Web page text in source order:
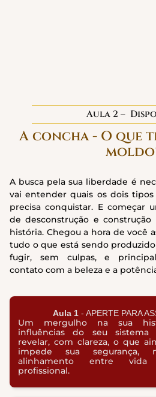
Aula 2 –
A concha - O que
A busca pela sua liberdade é
vai entender quais os dois
precisa conquistar. E começar
de desconstrução e
história. Chegou a hora de você
tudo o que está sendo
fugir, sem culpas, e
contato com a beleza e a
Aula 1- APERTE PARA
Um mergulho na sua
influências do seu sistema
revelar, com clareza, o que
impede sua segurança,
alinhamento entre
profissional.